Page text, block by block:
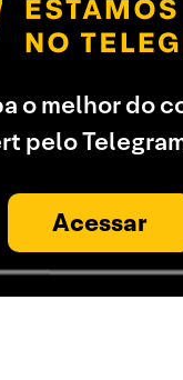
o melhor do
pelo
Acessar